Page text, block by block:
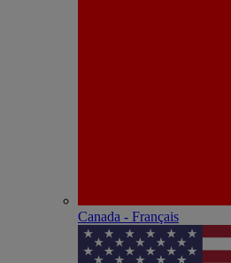
Canada - Français